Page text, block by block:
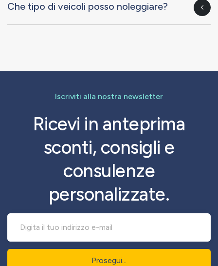
Che tipo di veicoli posso noleggiare?
Iscriviti alla nostra newsletter
Ricevi in anteprima
sconti, consigli e
consulenze
personalizzate.
Prosegui...